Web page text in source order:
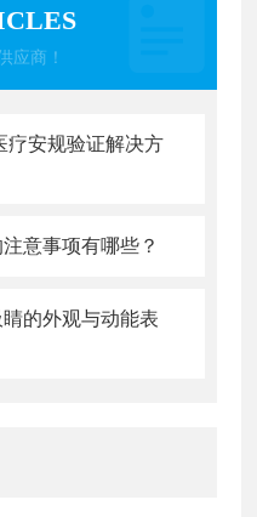
应商！
疗安规验证解决方
意事项有哪些？
的外观与动能表